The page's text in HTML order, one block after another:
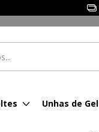
Unhas de Gel